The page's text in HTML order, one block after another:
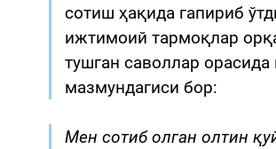
сотиш ҳақида гапириб
ижтимоий тармоқлар
тушган саволлар
мазмундагиси бор:
Мен сотиб олган олтин